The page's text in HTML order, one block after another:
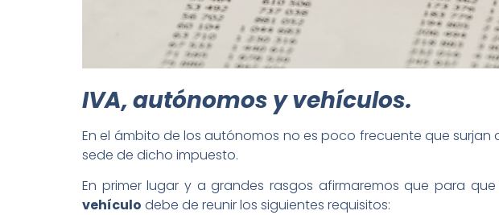
IVA, autónomos y vehículos.
En el ámbito de los autónomos no es poco frecuente que
sede de dicho impuesto.
En primer lugar y a grandes rasgos afirmaremos que para
vehículo debe de reunir los siguientes requisitos: